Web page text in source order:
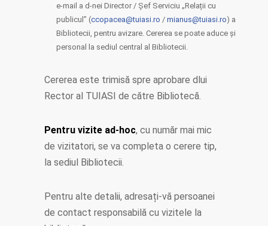
e-mail a d-nei Director / Șef Serviciu „Relații cu
publicul” (ccopacea@tuiasi.ro / mianus@tuiasi.ro) a
Bibliotecii, pentru avizare. Cererea se poate aduce și
personal la sediul central al Bibliotecii.
Cererea este trimisă spre aprobare dlui
Rector al TUIASI de către Bibliotecă.
Pentru vizite ad-hoc, cu număr mai mic
de vizitatori, se va completa o cerere tip,
la sediul Bibliotecii.
Pentru alte detalii, adresați-vă persoanei
de contact responsabilă cu vizitele la